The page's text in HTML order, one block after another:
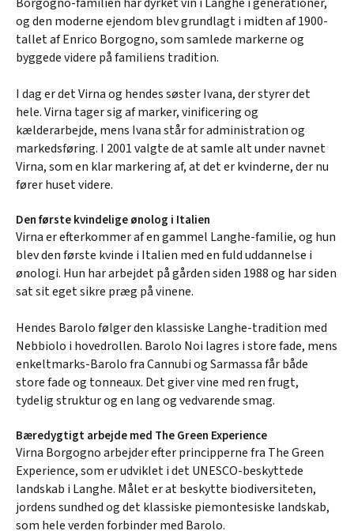
og den moderne ejendom blev grundlagt i midten af 1900-
tallet af Enrico Borgogno, som samlede markerne og
byggede videre på familiens tradition.
I dag er det Virna og hendes søster Ivana, der styrer det
hele. Virna tager sig af marker, vinificering og
kælderarbejde, mens Ivana står for administration og
markedsføring. I 2001 valgte de at samle alt under navnet
Virna, som en klar markering af, at det er kvinderne, der nu
fører huset videre.
Den første kvindelige ønolog i Italien
Virna er efterkommer af en gammel Langhe-familie, og hun
blev den første kvinde i Italien med en fuld uddannelse i
ønologi. Hun har arbejdet på gården siden 1988 og har siden
sat sit eget sikre præg på vinene.
Hendes Barolo følger den klassiske Langhe-tradition med
Nebbiolo i hovedrollen. Barolo Noi lagres i store fade, mens
enkeltmarks-Barolo fra Cannubi og Sarmassa får både
store fade og tonneaux. Det giver vine med ren frugt,
tydelig struktur og en lang og vedvarende smag.
Bæredygtigt arbejde med The Green Experience
Virna Borgogno arbejder efter principperne fra The Green
Experience, som er udviklet i det UNESCO-beskyttede
landskab i Langhe. Målet er at beskytte biodiversiteten,
jordens sundhed og det klassiske piemontesiske landskab,
som hele verden forbinder med Barolo.